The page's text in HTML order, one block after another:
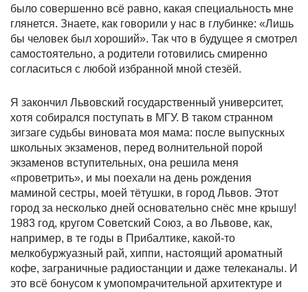
было совершенно всё равно, какая специальность мне
глянется. Знаете, как говорили у нас в глубинке: «Лишь
бы человек был хороший». Так что в будущее я смотрел
самостоятельно, а родители готовились смиренно
согласиться с любой избранной мной стезёй.
Я закончил Львовский государственный университет,
хотя собирался поступать в МГУ. В таком странном
зигзаге судьбы виновата моя мама: после выпускных
школьных экзаменов, перед волнительной порой
экзаменов вступительных, она решила меня
«проветрить», и мы поехали на день рождения
маминой сестры, моей тётушки, в город Львов. Этот
город за несколько дней основательно снёс мне крышу!
1983 год, кругом Советский Союз, а во Львове, как,
например, в те годы в Прибалтике, какой-то
мелкобуржуазный рай, хиппи, настоящий ароматный
кофе, заграничные радиостанции и даже телеканалы. И
это всё бонусом к умопомрачительной архитектуре и